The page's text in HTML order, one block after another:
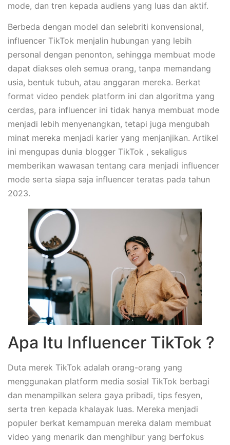
mode, dan tren kepada audiens yang luas dan aktif.
Berbeda dengan model dan selebriti konvensional,
influencer TikTok menjalin hubungan yang lebih
personal dengan penonton, sehingga membuat mode
dapat diakses oleh semua orang, tanpa memandang
usia, bentuk tubuh, atau anggaran mereka. Berkat
format video pendek platform ini dan algoritma yang
cerdas, para influencer ini tidak hanya membuat mode
menjadi lebih menyenangkan, tetapi juga mengubah
minat mereka menjadi karier yang menjanjikan. Artikel
ini mengupas dunia blogger TikTok , sekaligus
memberikan wawasan tentang cara menjadi influencer
mode serta siapa saja influencer teratas pada tahun
2023.
Apa Itu Influencer TikTok ?
Duta merek TikTok adalah orang-orang yang
menggunakan platform media sosial TikTok berbagi
dan menampilkan selera gaya pribadi, tips fesyen,
serta tren kepada khalayak luas. Mereka menjadi
populer berkat kemampuan mereka dalam membuat
video yang menarik dan menghibur yang berfokus